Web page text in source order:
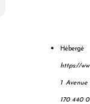
https://
1
170 440